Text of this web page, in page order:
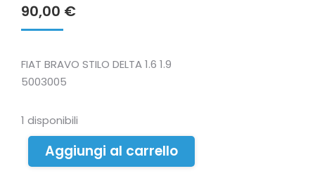
90,00 €
FIAT BRAVO STILO DELTA 1.6 1.9
5003005
1 disponibili
Aggiungi al carrello